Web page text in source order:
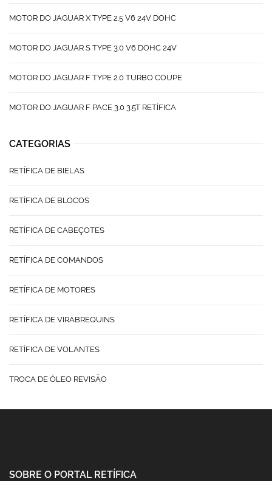
MOTOR DO JAGUAR X TYPE 2.5 V6 24V DOHC
MOTOR DO JAGUAR S TYPE 3.0 V6 DOHC 24V
MOTOR DO JAGUAR F TYPE 2.0 TURBO COUPE
MOTOR DO JAGUAR F PACE 3.0 3.5T RETÍFICA
CATEGORIAS
RETÍFICA DE BIELAS
RETÍFICA DE BLOCOS
RETÍFICA DE CABEÇOTES
RETÍFICA DE COMANDOS
RETÍFICA DE MOTORES
RETÍFICA DE VIRABREQUINS
RETÍFICA DE VOLANTES
TROCA DE ÓLEO REVISÃO
SOBRE O PORTAL RETÍFICA